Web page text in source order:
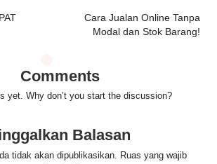
Cara Jualan Online Tanpa
Modal dan Stok Barang!
Comments
yet. Why don’t you start the discussion?
Balasan
tidak akan dipublikasikan. Ruas yang wajib